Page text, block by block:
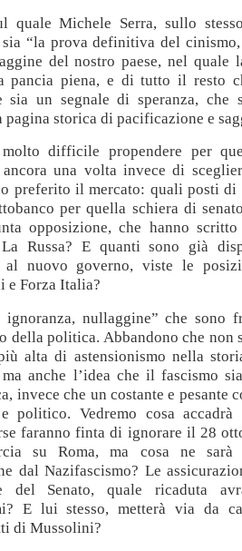
quale Michele Serra, sullo
sia “la prova definitiva del
del nostro paese, nel quale
pancia piena, e di tutto il resto
sia un segnale di speranza, che
pagina storica di pacificazione e
difficile propendere per
una volta invece di
preferito il mercato: quali posti di
per quella schiera di
opposizione, che hanno
Russa? E quanti sono già
al nuovo governo, viste le
e Forza Italia?
ignoranza, nullaggine” che sono
della politica. Abbandono che non
alta di astensionismo nella
anche l’idea che il fascismo
invece che un costante e pesante
politico. Vedremo cosa
faranno finta di ignorare il 28
su Roma, ma cosa ne
dal Nazifascismo? Le
del Senato, quale ricaduta
E lui stesso, metterà via da
di Mussolini?